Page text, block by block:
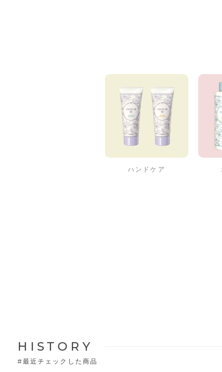
ハンドケア
HISTORY
#最近チェックした商品